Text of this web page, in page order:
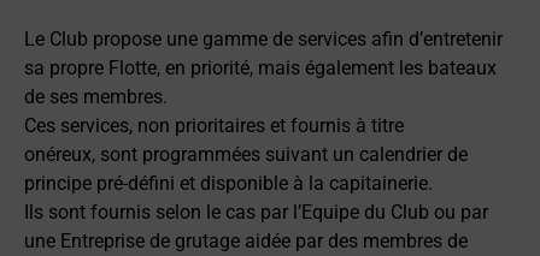
Le Club propose une gamme de services afin d’entretenir
sa propre Flotte, en priorité, mais également les bateaux
de ses membres.
Ces services, non prioritaires et fournis à titre
onéreux, sont programmées suivant un calendrier de
principe pré-défini et disponible à la capitainerie.
Ils sont fournis selon le cas par l’Equipe du Club ou par
une Entreprise de grutage aidée par des membres de